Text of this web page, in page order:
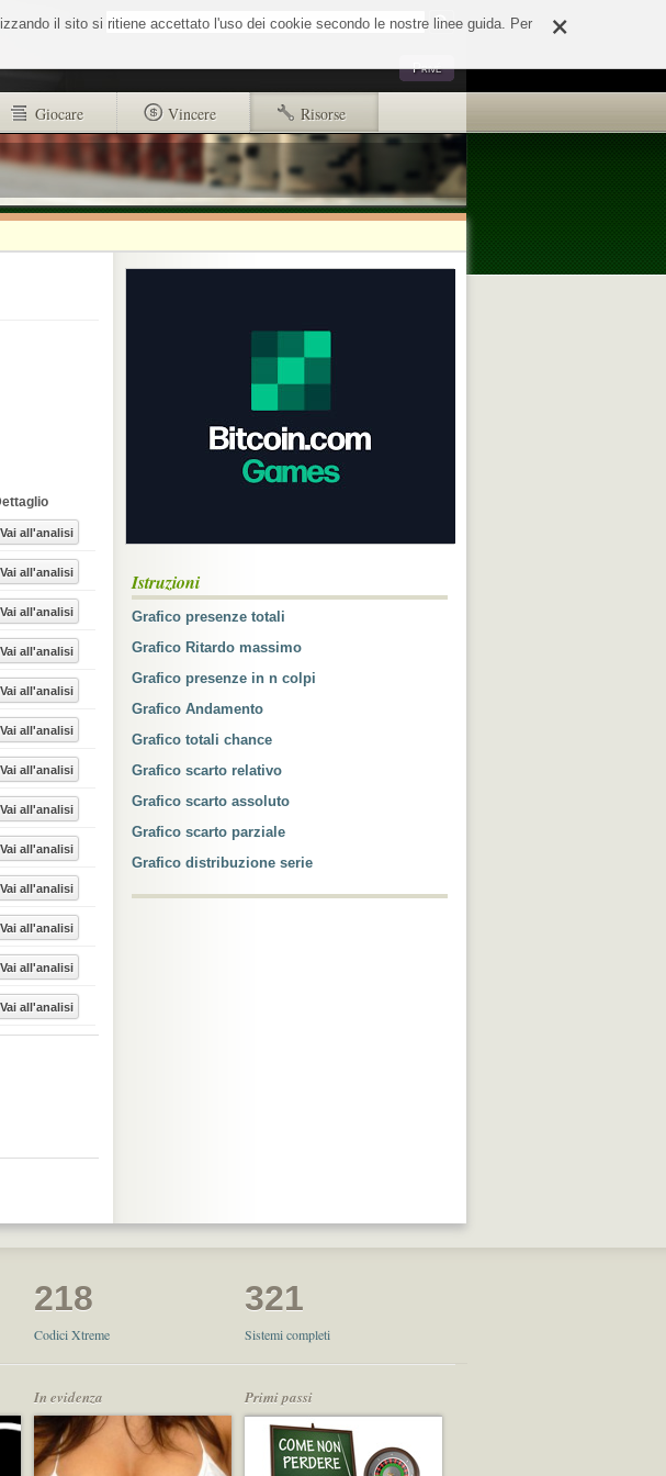
Cerca nel sito
Strumenti
personali
Privé
Giocare Vincere Risorse
Glossario Primi passi
Autori Copyright e disclaimer
×
il sito si ritiene accettato l'uso dei cookie secondo le nostre linee guida. Per
Istruzioni
Grafico presenze totali
Grafico Ritardo massimo
Grafico presenze in n colpi
Grafico Andamento
Grafico totali chance
Grafico scarto relativo
Grafico scarto assoluto
Grafico scarto parziale
Grafico distribuzione serie
218
Codici Xtreme
321
Sistemi completi
In evidenza Primi passi